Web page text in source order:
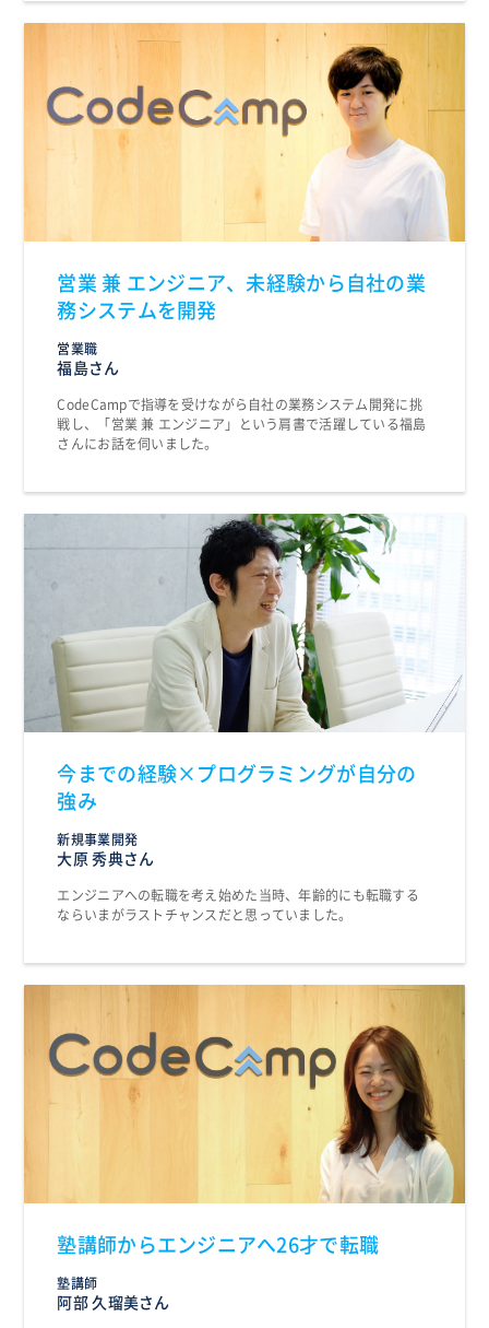
営業 兼 エンジニア、未経験から自社の業
務システムを開発
営業職
福島さん
CodeCampで指導を受けながら自社の業務システム開発に挑
戦し、「営業 兼 エンジニア」という肩書で活躍している福島
さんにお話を伺いました。
今までの経験×プログラミングが自分の
強み
新規事業開発
大原 秀典さん
エンジニアへの転職を考え始めた当時、年齢的にも転職する
ならいまがラストチャンスだと思っていました。
塾講師からエンジニアへ26才で転職
塾講師
阿部 久瑠美さん